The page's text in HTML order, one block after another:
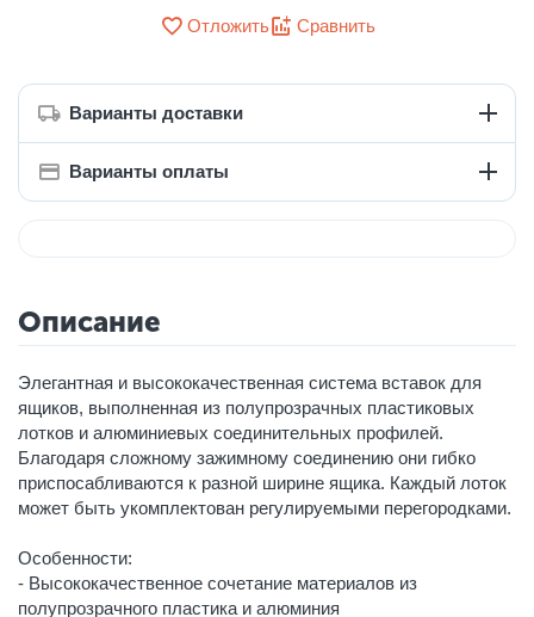
Отложить Сравнить
Варианты доставки
Варианты оплаты
Описание
Элегантная и высококачественная система вставок для
ящиков, выполненная из полупрозрачных пластиковых
лотков и алюминиевых соединительных профилей.
Благодаря сложному зажимному соединению они гибко
приспосабливаются к разной ширине ящика. Каждый лоток
может быть укомплектован регулируемыми перегородками.
Особенности:
- Высококачественное сочетание материалов из
полупрозрачного пластика и алюминия